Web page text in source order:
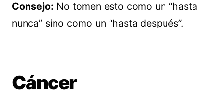
Consejo: No tomen esto como un “hasta
nunca” sino como un “hasta después”.
Cáncer